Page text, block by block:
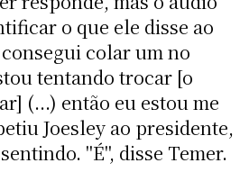
o que ele disse ao
colar um no
tentando trocar [o
(...) então eu estou me
Joesley ao presidente,
"É", disse Temer.